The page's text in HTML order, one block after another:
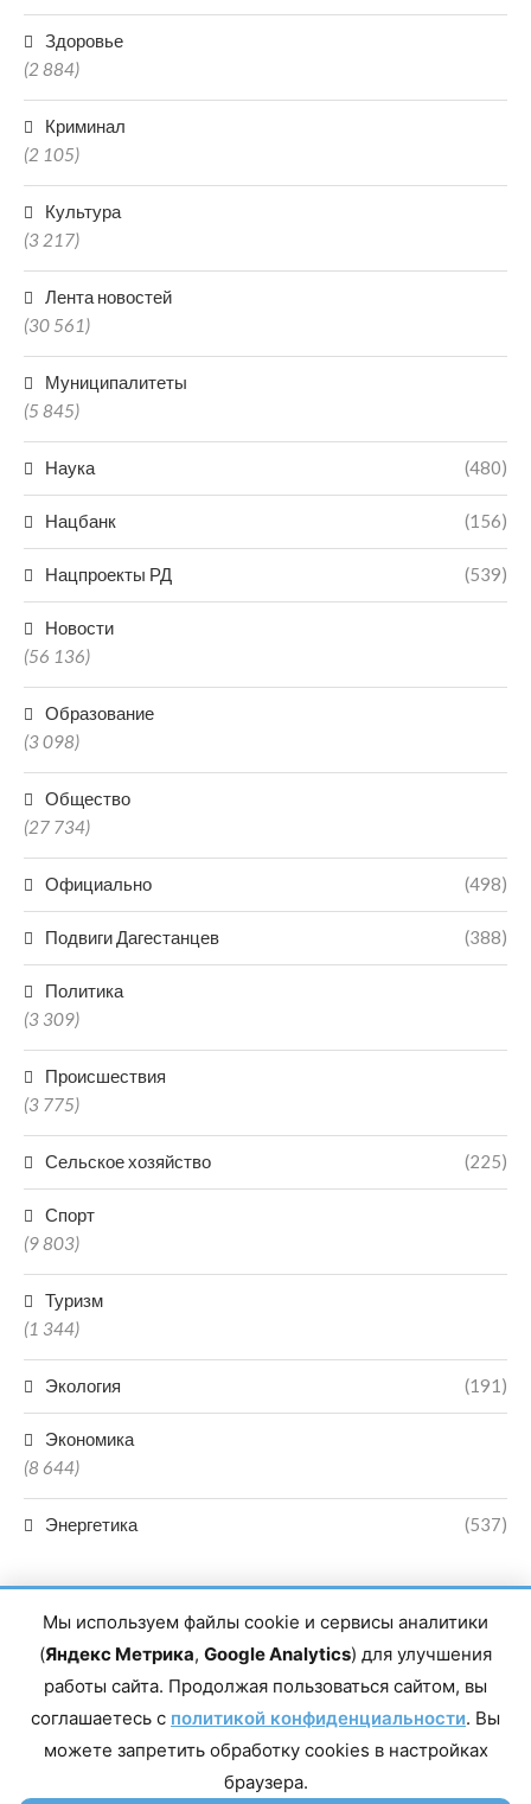
Здоровье
(2 884)
Криминал
(2 105)
Культура
(3 217)
Лента новостей
(30 561)
Муниципалитеты
(5 845)
Наука (480)
Нацбанк (156)
Нацпроекты РД (539)
Новости
(56 136)
Образование
(3 098)
Общество
(27 734)
Официально (498)
Подвиги Дагестанцев (388)
Политика
(3 309)
Происшествия
(3 775)
Сельское хозяйство (225)
Спорт
(9 803)
Туризм
(1 344)
Экология (191)
Экономика
(8 644)
Энергетика (537)
Главный редактор сетевого издания Магомаев Тимур Нухович.
Контакты редакции: 8(988)-292-94-34 Почта: vestiskfo@gmail.com По
Республика Дагестан, г. Махачкала, пр-т Насрутдинова, д. 1а. Все
права защищены. Копирование и использование полных материалов
запрещено, частичное цитирование возможно только при условии
Мы используем файлы cookie и сервисы аналитики
(Яндекс Метрика, Google Analytics) для улучшения
работы сайта. Продолжая пользоваться сайтом, вы
соглашаетесь с политикой конфиденциальности. Вы
можете запретить обработку cookies в настройках
браузера.